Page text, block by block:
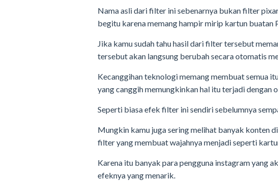
Nama asli dari filter ini sebenarnya bukan filter
begitu karena memang hampir mirip kartun buatan
Jika kamu sudah tahu hasil dari filter tersebut
tersebut akan langsung berubah secara otomatis
Kecanggihan teknologi memang membuat semua
yang canggih memungkinkan hal itu terjadi dengan
Seperti biasa efek filter ini sendiri sebelumnya
Mungkin kamu juga sering melihat banyak konten
filter yang membuat wajahnya menjadi seperti
Karena itu banyak para pengguna instagram yang
efeknya yang menarik.